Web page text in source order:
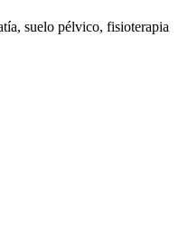
suelo pélvico, fisioterapia